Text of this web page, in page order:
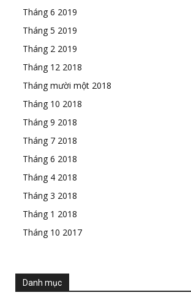
Tháng 6 2019
Tháng 5 2019
Tháng 2 2019
Tháng 12 2018
Tháng mười một 2018
Tháng 10 2018
Tháng 9 2018
Tháng 7 2018
Tháng 6 2018
Tháng 4 2018
Tháng 3 2018
Tháng 1 2018
Tháng 10 2017
Danh mục